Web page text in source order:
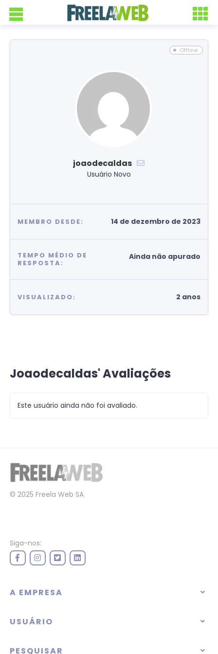
Offline
joaodecaldas
Usuário Novo
MEMBRO DESDE: 14 de dezembro de 2023
TEMPO MÉDIO DE
RESPOSTA:
Ainda não apurado
VISUALIZADO: 2 anos
Joaodecaldas' Avaliações
Este usuário ainda não foi avaliado.
© 2025 Freela Web SA
Siga-nos:
A EMPRESA
USUÁRIO
PESQUISAR